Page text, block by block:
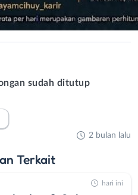
sudah ditutup
2 bulan lalu
Terkait
hari ini